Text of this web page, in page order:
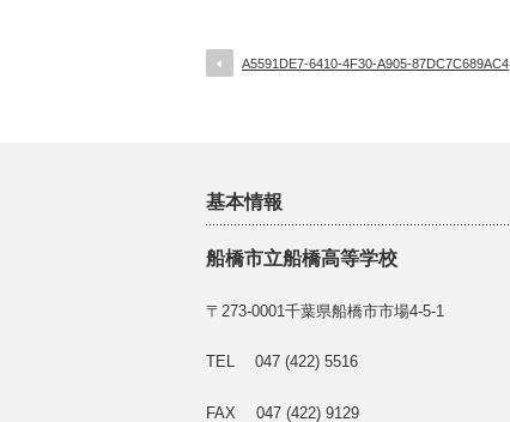
A5591DE7-6410-4F30-A905-87DC7C689AC4
基本情報
船橋市立船橋高等学校
〒273-0001千葉県船橋市市場4-5-1
TEL 047 (422) 5516
FAX 047 (422) 9129